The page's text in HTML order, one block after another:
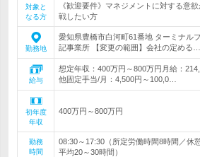
対象と
なる方
《歓迎要件》マネジメントに対する意
戦したい方
勤務地
愛知県豊橋市白河町61番地 ターミナル
記事業所 【変更の範囲】会社の定める…
給与
想定年収：400万円～800万円月給：
他固定手当/月：4,500円～100,0…
初年度
年収
400万円～800万円
勤務
時間
08:30～17:30（所定労働時間8時間／休
平均20～30時間）